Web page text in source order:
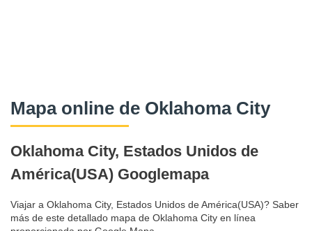
Mapa online de Oklahoma City
Oklahoma City, Estados Unidos de
América(USA) Googlemapa
Viajar a Oklahoma City, Estados Unidos de América(USA)? Saber
más de este detallado mapa de Oklahoma City en línea